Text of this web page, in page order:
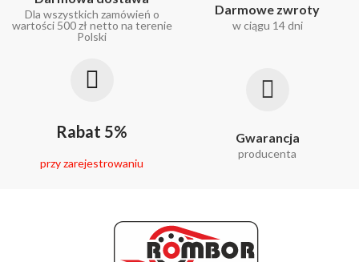
Dla wszystkich zamówień o
wartości 500 zł netto na terenie
Polski
Darmowe zwroty
w ciągu 14 dni
Rabat 5%
przy zarejestrowaniu
Gwarancja
producenta